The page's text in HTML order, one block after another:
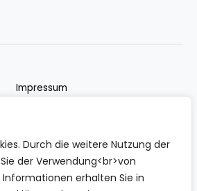
Durch die weitere Nutzung der
der Verwendung<br>von
Informationen erhalten Sie in
Impressum